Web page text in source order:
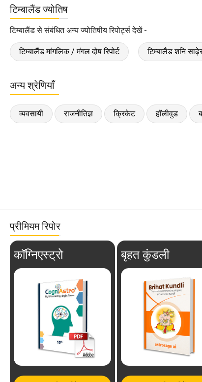
टिम्बालैंड ज्योतिष
टिम्बालैंड से संबंधित अन्य ज्योतिषीय रिपोर्ट्स देखें -
टिम्बालैंड मांगलिक / मंगल दोष रिपोर्ट टिम्बालैंड शनि
अन्य श्रेणियाँ
व्यवसायी राजनीतिज्ञ क्रिकेट हॉलीवुड
प्रीमियम रिपोर
कॉग्निएस्ट्रो बृहत कुंडली